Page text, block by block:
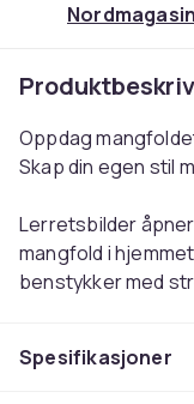
Oppdag
Skap din egen stil
Lerretsbilder
mangfold i
benstykker med
Uansett om du
Spesifikasjoner